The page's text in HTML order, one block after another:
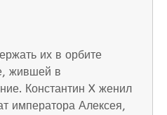
их в орбите
жившей в
Константин X женил
императора Алексея,